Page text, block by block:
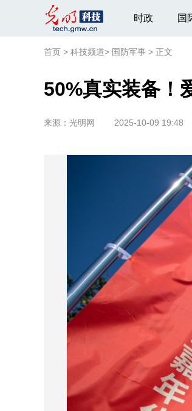
时政 国
首页 > 科技频道> 国防军事 > 正文
50%真实装备！
来源： 光明网 2025-10-09 19:48